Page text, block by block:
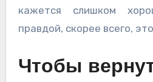
кажется слишком
правдой, скорее всего,
Чтобы